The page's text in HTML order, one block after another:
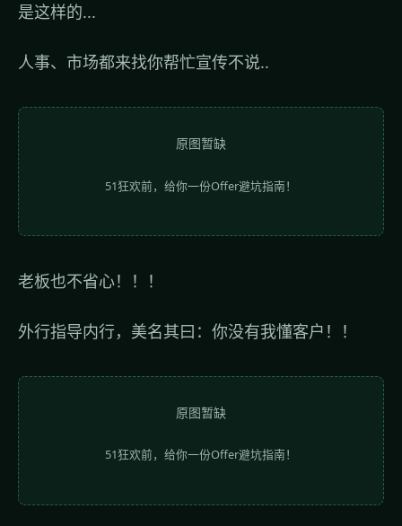
是这样的...
人事、市场都来找你帮忙宣传不说..
原图暂缺
51狂欢前，给你一份Offer避坑指南！
老板也不省心！！！
外行指导内行，美名其曰：你没有我懂客户！！
原图暂缺
51狂欢前，给你一份Offer避坑指南！